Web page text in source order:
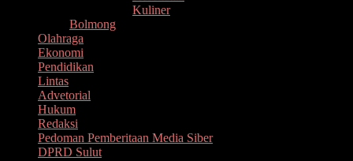
Kuliner
Bolmong
Olahraga
Ekonomi
Pendidikan
Lintas
Advetorial
Hukum
Redaksi
Pedoman Pemberitaan Media Siber
DPRD Sulut